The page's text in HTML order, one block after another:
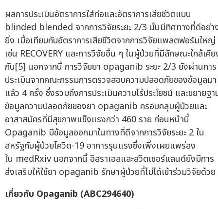
ผลการประเมินอัตราการใส่ท่อและอัตราการเสียชีวิตแบบ
blinded blended จากการวิจัยระยะ 2/3 นั้นมีทิศทางที่ดีอย่า
ยิ่ง เมื่อเทียบกับอัตราการเสียชีวิตจากการวิจัยแพลตฟอร์มใหญ่
เช่น RECOVERY และการวิจัยอื่น ๆ ในผู้ป่วยที่มีลักษณะใกล้เคี
กัน[5] นอกจากนี้ การวิจัยยา opaganib ระยะ 2/3 ยังผ่านการ
ประเมินจากคณะกรรมการตรวจสอบความปลอดภัยของข้อมูลมา
แล้ว 4 ครั้ง ซึ่งรวมถึงการประเมินความไร้ประโยชน์ และขยายฐ
ข้อมูลความปลอดภัยของยา opaganib ครอบคลุมผู้ป่วยและ
อาสาสมัครที่มีสุขภาพแข็งแรงกว่า 460 ราย ก่อนหน้านี้
Opaganib มีข้อมูลออกมาในทางที่ดีจากการวิจัยระยะ 2 ใน
สหรัฐกับผู้ป่วยโควิด-19 อาการรุนแรงซึ่งเพิ่งเผยแพร่ลง
ใน medRxiv นอกจากนี้ อิสราเอลและสวิตเซอร์แลนด์ยังมีการ
ส่งเสริมให้ใช้ยา opaganib รักษาผู้ป่วยที่ไม่ได้เข้าร่วมวิจัยด้วย
เกี่ยวกับ Opaganib (ABC294640)